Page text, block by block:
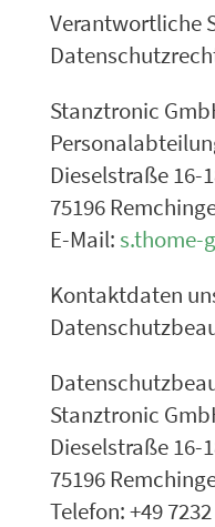
Verantwortliche
Stanztronic
Dieselstraße 16-
75196
E-Mail:s.thome-
Kontaktdaten
Stanztronic
Dieselstraße 16-
75196
Telefon: +49